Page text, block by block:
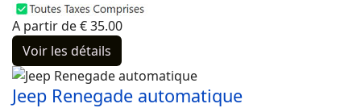
A partir de€35.00
Voir les détails
Jeep Renegade automatique